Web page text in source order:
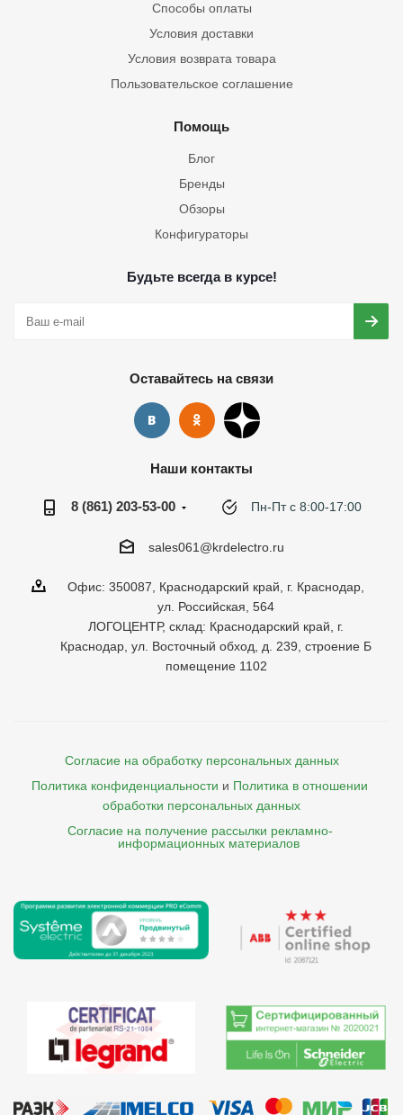
Способы оплаты
Условия доставки
Условия возврата товара
Пользовательское соглашение
Помощь
Блог
Бренды
Обзоры
Конфигураторы
Будьте всегда в курсе!
Оставайтесь на связи
Наши контакты
8 (861) 203-53-00 Пн-Пт с 8:00-17:00
sales061@krdelectro.ru
Офис: 350087, Краснодарский край, г. Краснодар,
ул. Российская, 564
ЛОГОЦЕНТР, склад: Краснодарский край, г.
Краснодар, ул. Восточный обход, д. 239, строение Б
помещение 1102
Согласие на обработку персональных данных
Политика конфиденциальности и Политика в отношении
обработки персональных данных
Согласие на получение рассылки рекламно-
    информационных материалов